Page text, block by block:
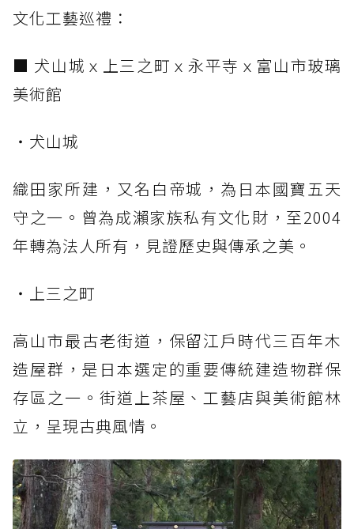
文化工藝巡禮：
■ 犬山城ｘ上三之町ｘ永平寺ｘ富山市玻璃
美術館
・犬山城
織田家所建，又名白帝城，為日本國寶五天
守之一。曾為成瀨家族私有文化財，至2004
年轉為法人所有，見證歷史與傳承之美。
・上三之町
高山市最古老街道，保留江戶時代三百年木
造屋群，是日本選定的重要傳統建造物群保
存區之一。街道上茶屋、工藝店與美術館林
立，呈現古典風情。